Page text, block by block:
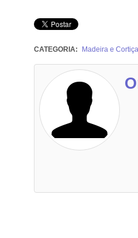
CATEGORIA: Madeira e Cortiça